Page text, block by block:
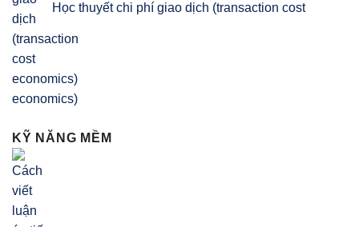
Học thuyết chi phí giao dịch (transaction cost
economics)
KỸ NĂNG MỀM